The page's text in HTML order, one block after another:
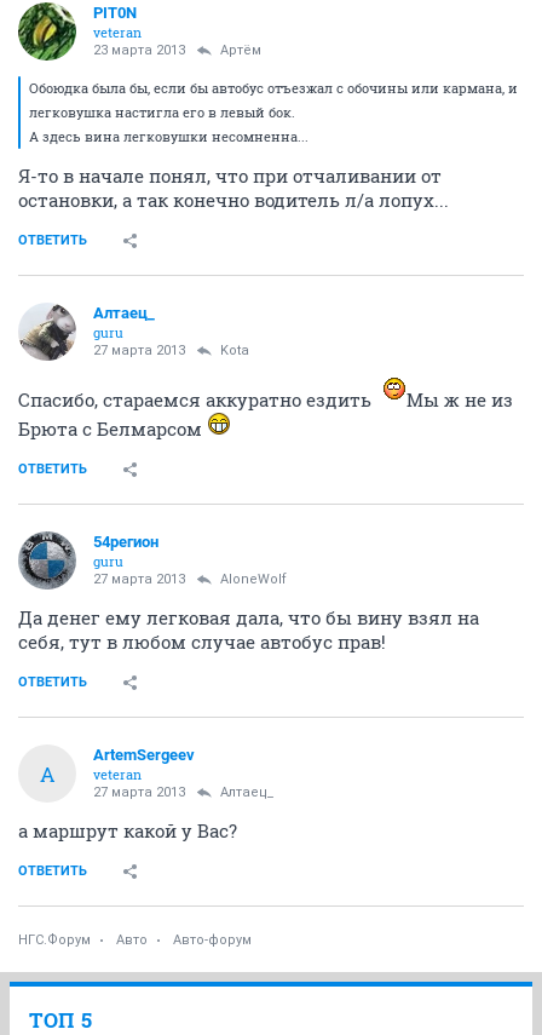
PIT0N
veteran
23 марта 2013 Артём
Обоюдка была бы, если бы автобус отъезжал с обочины или кармана, и
легковушка настигла его в левый бок.
А здесь вина легковушки несомненна...
Я-то в начале понял, что при отчаливании от
остановки, а так конечно водитель л/а лопух...
ОТВЕТИТЬ
Алтаец_
guru
27 марта 2013 Kota
Спасибо, стараемся аккуратно ездить
Мы ж не из
Брюта с Белмарсом
ОТВЕТИТЬ
54регион
guru
27 марта 2013 AloneWolf
Да денег ему легковая дала, что бы вину взял на
себя, тут в любом случае автобус прав!
ОТВЕТИТЬ
A
ArtemSergeev
veteran
27 марта 2013 Алтаец_
а маршрут какой у Вас?
ОТВЕТИТЬ
НГС.Форум Авто Авто-форум
ТОП 5